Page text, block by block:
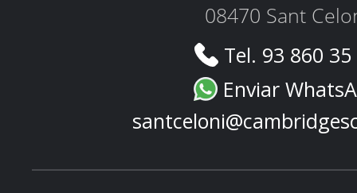
08470 Sant
Tel. 93 860
Enviar